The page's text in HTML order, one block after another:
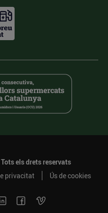
els drets reservats
privacitat Ús de cookies